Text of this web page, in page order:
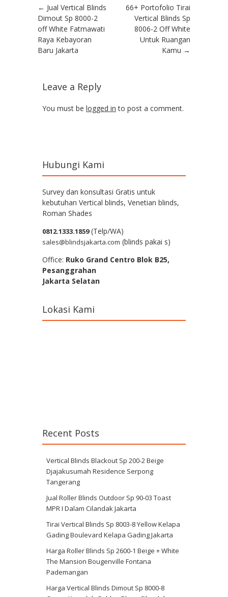
Post navigation
← Jual Vertical Blinds
Dimout Sp 8000-2
off White Fatmawati
Raya Kebayoran
Baru Jakarta
66+ Portofolio Tirai
Vertical Blinds Sp
8006-2 Off White
Untuk Ruangan
Kamu →
Leave a Reply
You must be logged in to post a comment.
Hubungi Kami
Survey dan konsultasi Gratis untuk
kebutuhan Vertical blinds, Venetian blinds,
Roman Shades
0812.1333.1859 (Telp/WA)
sales@blindsjakarta.com (blinds pakai s)
Office: Ruko Grand Centro Blok B25,
Pesanggrahan
Jakarta Selatan
Lokasi Kami
Recent Posts
Vertical Blinds Blackout Sp 200-2 Beige
Djajakusumah Residence Serpong
Tangerang
Jual Roller Blinds Outdoor Sp 90-03 Toast
MPR I Dalam Cilandak Jakarta
Tirai Vertical Blinds Sp 8003-8 Yellow Kelapa
Gading Boulevard Kelapa Gading Jakarta
Harga Roller Blinds Sp 2600-1 Beige + White
The Mansion Bougenville Fontana
Pademangan
Harga Vertical Blinds Dimout Sp 8000-8